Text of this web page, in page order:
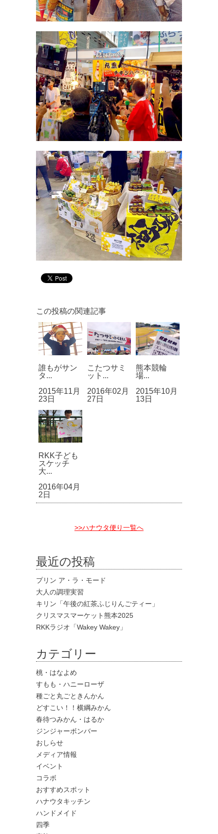
この投稿の関連記事
誰もがサン
タ...
2015年11月
23日
こたつサミ
ット...
2016年02月
27日
熊本競輪
場...
2015年10月
13日
RKK子ども
スケッチ
大...
2016年04月
2日
>>ハナウタ便り一覧へ
最近の投稿
プリン ア・ラ・モード
大人の調理実習
キリン「午後の紅茶ふじりんごティー」
クリスマスマーケット熊本2025
RKKラジオ「Wakey Wakey」
カテゴリー
桃・はなよめ
すもも・ハニーローザ
種ごと丸ごときんかん
どすこい！！横綱みかん
春待つみかん・はるか
ジンジャーボンバー
おしらせ
メディア情報
イベント
コラボ
おすすめスポット
ハナウタキッチン
ハンドメイド
四季